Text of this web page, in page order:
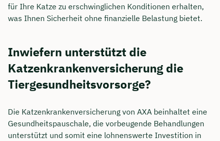
für Ihre Katze zu erschwinglichen Konditionen erhalten,
was Ihnen Sicherheit ohne finanzielle Belastung bietet.
Inwiefern unterstützt die
Katzenkrankenversicherung die
Tiergesundheitsvorsorge?
Die Katzenkrankenversicherung von AXA beinhaltet eine
Gesundheitspauschale, die vorbeugende Behandlungen
unterstützt und somit eine lohnenswerte Investition in